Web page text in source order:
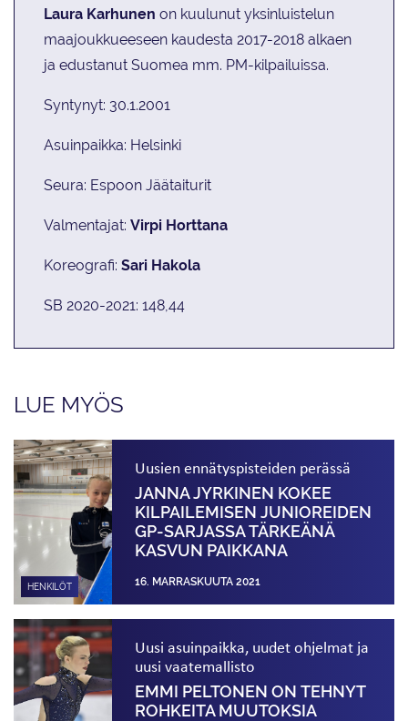
Laura Karhunen on kuulunut yksinluistelun
maajoukkueeseen kaudesta 2017-2018 alkaen
ja edustanut Suomea mm. PM-kilpailuissa.
Syntynyt: 30.1.2001
Asuinpaikka: Helsinki
Seura: Espoon Jäätaiturit
Valmentajat: Virpi Horttana
Koreografi: Sari Hakola
SB 2020-2021: 148,44
LUE MYÖS
HENKILÖT
Uusien ennätyspisteiden perässä
JANNA JYRKINEN KOKEE
KILPAILEMISEN JUNIOREIDEN
GP-SARJASSA TÄRKEÄNÄ
KASVUN PAIKKANA
16. MARRASKUUTA 2021
Uusi asuinpaikka, uudet ohjelmat ja
uusi vaatemallisto
EMMI PELTONEN ON TEHNYT
ROHKEITA MUUTOKSIA